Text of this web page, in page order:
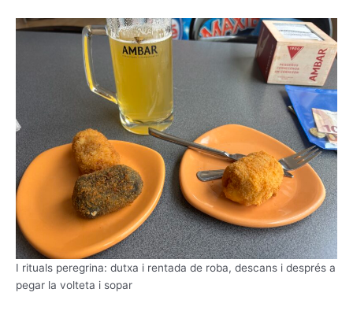
I rituals peregrina: dutxa i rentada de roba, descans i després a
pegar la volteta i sopar